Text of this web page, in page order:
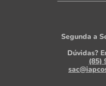
Segunda a
Dúvidas?
(85)